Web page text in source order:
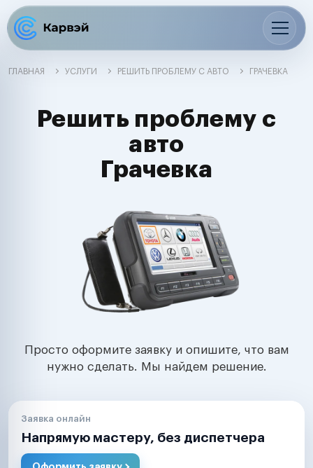
ГЛАВНАЯ УСЛУГИ РЕШИТЬ ПРОБЛЕМУ С АВТО ГРАЧЕВКА
Решить проблему с
авто
Грачевка
Просто оформите заявку и опишите, что вам
нужно сделать. Мы найдем решение.
Заявка онлайн
Напрямую мастеру, без диспетчера